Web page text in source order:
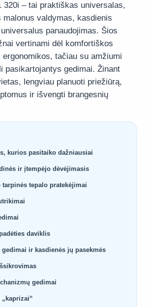
320i – tai praktiškas universalas,
malonus valdymas, kasdienis
panaudojimas. Šios
vertinami dėl komfortiškos
tačiau su amžiumi
pasikartojantys gedimai. Žinant
lengviau planuoti priežiūrą,
ir išvengti brangesnių
kurios pasitaiko dažniausiai
ir įtempėjo dėvėjimasis
tepalo pratekėjimai
daviklis
ir kasdienės jų pasekmės
gedimai